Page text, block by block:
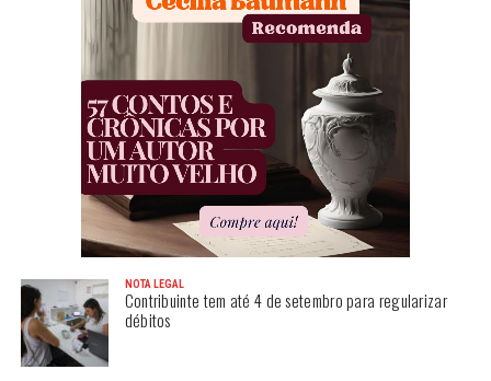
NOTA LEGAL
Contribuinte tem até 4 de setembro para regularizar
débitos